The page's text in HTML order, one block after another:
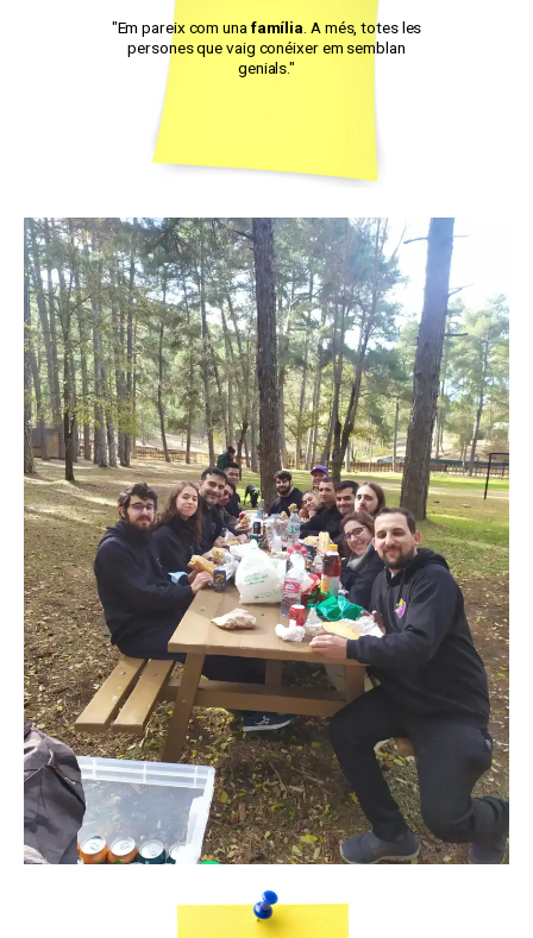
"Em pareix com una família . A més, totes les
persones que vaig conéixer em semblan
genials."